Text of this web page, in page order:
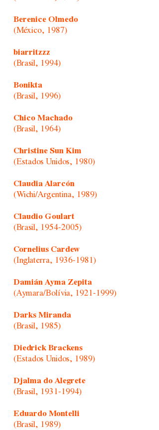
Berenice Olmedo
(México, 1987)
biarritzzz
(Brasil, 1994)
Bonikta
(Brasil, 1996)
Chico Machado
(Brasil, 1964)
Christine Sun Kim
(Estados Unidos, 1980)
Claudia Alarcón
(Wichi/Argentina, 1989)
Claudio Goulart
(Brasil, 1954-2005)
Cornelius Cardew
(Inglaterra, 1936-1981)
Damián Ayma Zepita
(Aymara/Bolívia, 1921-1999)
Darks Miranda
(Brasil, 1985)
Diedrick Brackens
(Estados Unidos, 1989)
Djalma do Alegrete
(Brasil, 1931-1994)
Eduardo Montelli
(Brasil, 1989)